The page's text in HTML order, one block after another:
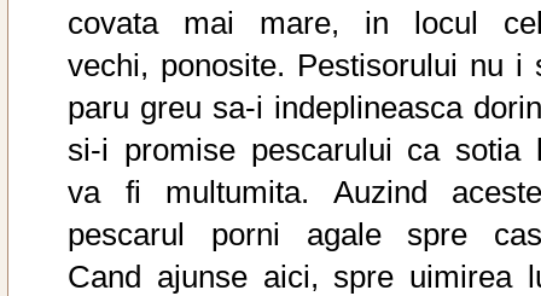
covata mai mare, in locul
vechi, ponosite. Pestisorului nu i
paru greu sa-i indeplineasca
si-i promise pescarului ca sotia
va fi multumita. Auzind
pescarul porni agale spre
Cand ajunse aici, spre uimirea